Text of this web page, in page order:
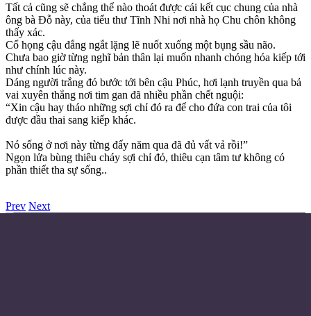
Tất cả cũng sẽ chẳng thể nào thoát được cái kết cục chung của nhà
ông bà Đỗ này, của tiểu thư Tĩnh Nhi nơi nhà họ Chu chôn không
thấy xác.
Cổ họng cậu đắng ngắt lặng lẽ nuốt xuống một bụng sầu não.
Chưa bao giờ từng nghĩ bản thân lại muốn nhanh chóng hóa kiếp tới
như chính lúc này.
Dáng người trắng đó bước tới bên cậu Phúc, hơi lạnh truyền qua bả
vai xuyên thẳng nơi tim gan đã nhiều phần chết nguội:
“Xin cậu hay tháo những sợi chỉ đó ra để cho đứa con trai của tôi
được đầu thai sang kiếp khác.
Nó sống ở nơi này từng đấy năm qua đã đủ vất vả rồi!”
Ngọn lửa bùng thiêu cháy sợi chỉ đỏ, thiêu cạn tâm tư không có
phần thiết tha sự sống..
Prev Next